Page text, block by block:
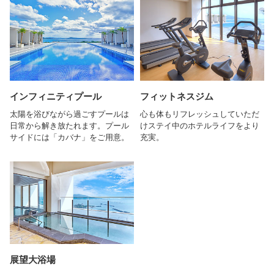
インフィニティプール
太陽を浴びながら過ごすプールは
日常から解き放たれます。プール
サイドには「カバナ」をご用意。
フィットネスジム
心も体もリフレッシュしていただ
けステイ中のホテルライフをより
充実。
展望大浴場